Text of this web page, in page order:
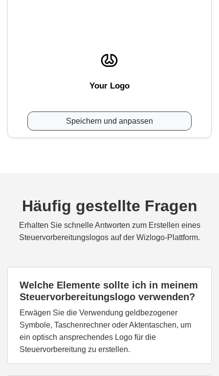
Your Logo
Speichern und anpassen
Häufig gestellte Fragen
Erhalten Sie schnelle Antworten zum Erstellen eines
Steuervorbereitungslogos auf der Wizlogo-Plattform.
Welche Elemente sollte ich in meinem
Steuervorbereitungslogo verwenden?
Erwägen Sie die Verwendung geldbezogener
Symbole, Taschenrechner oder Aktentaschen, um
ein optisch ansprechendes Logo für die
Steuervorbereitung zu erstellen.